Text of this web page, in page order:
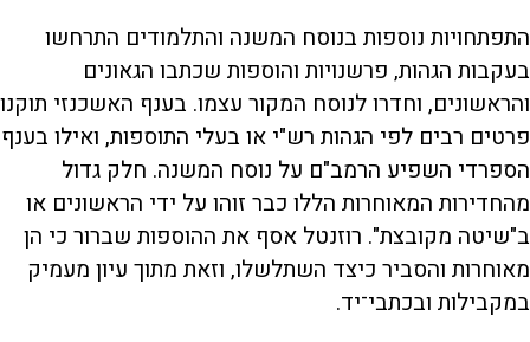
התפתחויות נוספות בנוסח המשנה והתלמודים התרחשו
בעקבות הגהות, פרשנויות והוספות שכתבו הגאונים
והראשונים, וחדרו לנוסח המקור עצמו. בענף האשכנזי תוקנו
פרטים רבים לפי הגהות רש"י או בעלי התוספות, ואילו בענף
הספרדי השפיע הרמב"ם על נוסח המשנה. חלק גדול
מהחדירות המאוחרות הללו כבר זוהו על ידי הראשונים או
ב"שיטה מקובצת". רוזנטל אסף את ההוספות שברור כי הן
מאוחרות והסביר כיצד השתלשלו, וזאת מתוך עיון מעמיק
במקבילות ובכתבי־יד.